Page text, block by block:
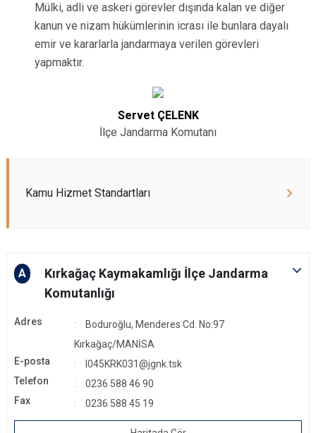
Mülki, adli ve askeri görevler dışında kalan ve diğer
kanun ve nizam hükümlerinin icrası ile bunlara dayalı
emir ve kararlarla jandarmaya verilen görevleri
yapmaktır.
Servet ÇELENK
İlçe Jandarma Komutanı
Kamu Hizmet Standartları
A
Kırkağaç Kaymakamlığı İlçe Jandarma
Komutanlığı
Adres
Boduroğlu, Menderes Cd. No:97
Kırkağaç/MANİSA
E-posta
I045KRK031@jgnk.tsk
Telefon
0236 588 46 90
Fax
0236 588 45 19